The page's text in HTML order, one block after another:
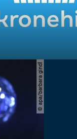
© apa/barbara gindl